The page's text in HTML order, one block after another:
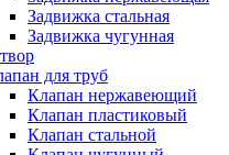
Задвижка стальная
Задвижка чугунная
для труб
Клапан нержавеющий
Клапан пластиковый
Клапан стальной